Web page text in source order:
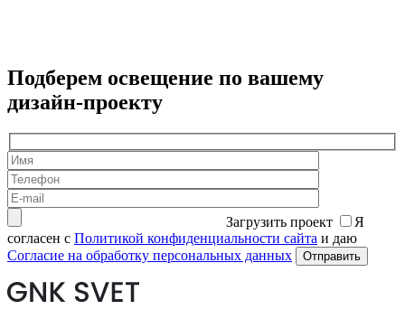
Подберем освещение по вашему
дизайн-проекту
Загрузить проект
Я
согласен с Политикой конфиденциальности сайта и даю
Согласие на обработку персональных данных